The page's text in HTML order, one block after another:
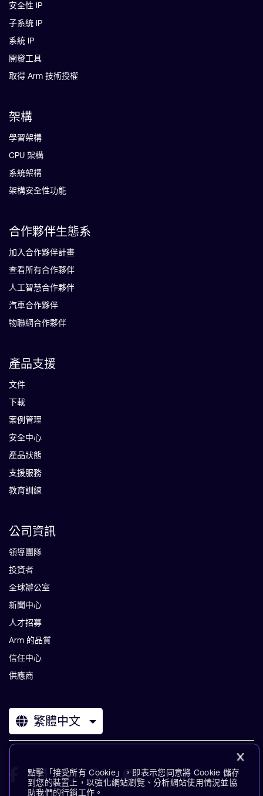
安全性 IP
子系統 IP
系統 IP
開發工具
取得 Arm 技術授權
架構
學習架構
CPU 架構
系統架構
架構安全性功能
合作夥伴生態系
加入合作夥伴計畫
查看所有合作夥伴
人工智慧合作夥伴
汽車合作夥伴
物聯網合作夥伴
產品支援
文件
下載
案例管理
安全中心
產品狀態
支援服務
教育訓練
公司資訊
領導團隊
投資者
全球辦公室
新聞中心
人才招募
Arm 的品質
信任中心
供應商
繁體中文
點擊「接受所有 Cookie」，即表示您同意將 Cookie 儲存
到您的裝置上，以強化網站瀏覽、分析網站使用情況並協
助我們的行銷工作。